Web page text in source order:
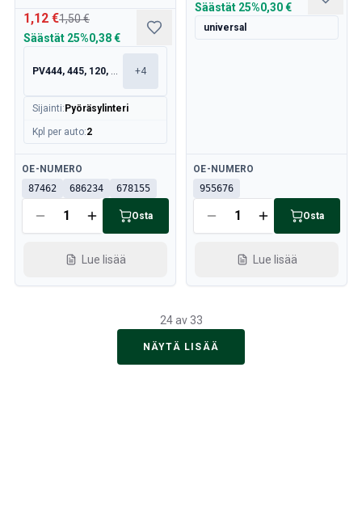
1,12 €1,50 €
Säästät 25%0,38 €
PV444, 445, 120, 130 +4
Sijainti: Pyöräsylinteri
Kpl per auto:2
Saatavilla
OE-NUMERO
87462
686234 678155
Osta
Lue lisää
Säästät 25%0,30 €
universal
Saatavilla
OE-NUMERO
955676
Osta
Lue lisää
24 av 33
NÄYTÄ LISÄÄ